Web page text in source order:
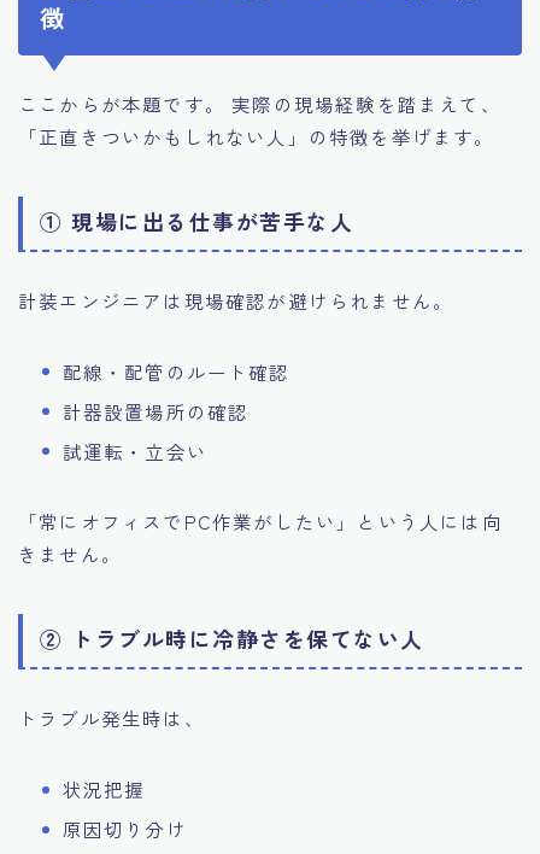
徴
ここからが本題です。 実際の現場経験を踏まえて、
「正直きついかもしれない人」の特徴を挙げます。
① 現場に出る仕事が苦手な人
計装エンジニアは現場確認が避けられません。
配線・配管のルート確認
計器設置場所の確認
試運転・立会い
「常にオフィスでPC作業がしたい」という人には向
きません。
② トラブル時に冷静さを保てない人
トラブル発生時は、
状況把握
原因切り分け